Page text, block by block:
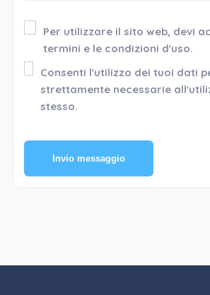
Per utilizzare il sito web, devi
termini e le condizioni d'uso.
Consenti l'utilizzo dei tuoi dati
strettamente necessarie
stesso.
Invio messaggio